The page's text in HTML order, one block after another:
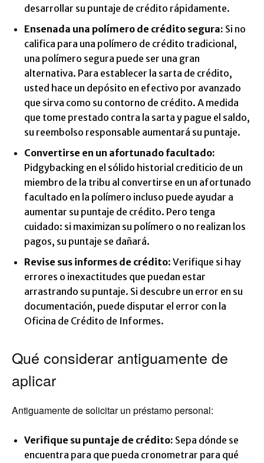
desarrollar su puntaje de crédito rápidamente.
Ensenada una polímero de crédito segura: Si no
califica para una polímero de crédito tradicional,
una polímero segura puede ser una gran
alternativa. Para establecer la sarta de crédito,
usted hace un depósito en efectivo por avanzado
que sirva como su contorno de crédito. A medida
que tome prestado contra la sarta y pague el saldo,
su reembolso responsable aumentará su puntaje.
Convertirse en un afortunado facultado:
Pidgybacking en el sólido historial crediticio de un
miembro de la tribu al convertirse en un afortunado
facultado en la polímero incluso puede ayudar a
aumentar su puntaje de crédito. Pero tenga
cuidado: si maximizan su polímero o no realizan los
pagos, su puntaje se dañará.
Revise sus informes de crédito: Verifique si hay
errores o inexactitudes que puedan estar
arrastrando su puntaje. Si descubre un error en su
documentación, puede disputar el error con la
Oficina de Crédito de Informes.
Qué considerar antiguamente de
aplicar
Antiguamente de solicitar un préstamo personal:
Verifique su puntaje de crédito: Sepa dónde se
encuentra para que pueda cronometrar para qué